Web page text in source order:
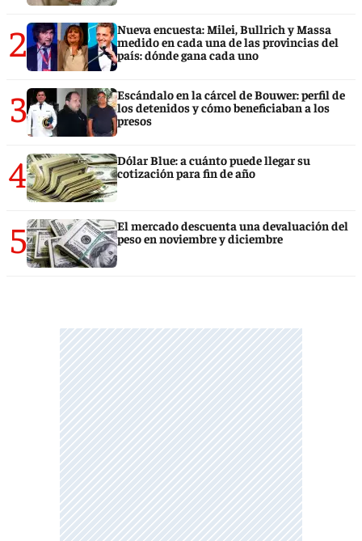
2
Nueva encuesta: Milei, Bullrich y Massa
medido en cada una de las provincias del
país: dónde gana cada uno
3
Escándalo en la cárcel de Bouwer: perfil de
los detenidos y cómo beneficiaban a los
presos
4
Dólar Blue: a cuánto puede llegar su
cotización para fin de año
5
El mercado descuenta una devaluación del
peso en noviembre y diciembre